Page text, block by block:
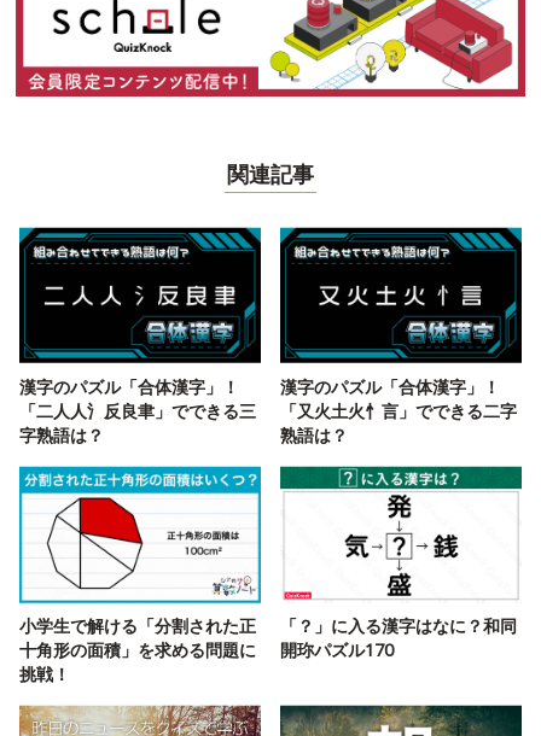
関連記事
漢字のパズル「合体漢字」！
「二人人氵反良聿」でできる三
字熟語は？
漢字のパズル「合体漢字」！
「又火土火忄言」でできる二字
熟語は？
小学生で解ける「分割された正
十角形の面積」を求める問題に
挑戦！
「？」に入る漢字はなに？和同
開珎パズル170